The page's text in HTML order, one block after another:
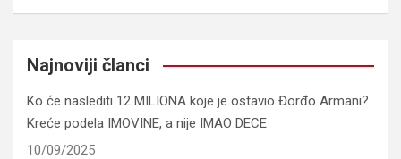
Najnoviji članci
Ko će naslediti 12 MILIONA koje je ostavio Đorđo Armani?
Kreće podela IMOVINE, a nije IMAO DECE
10/09/2025